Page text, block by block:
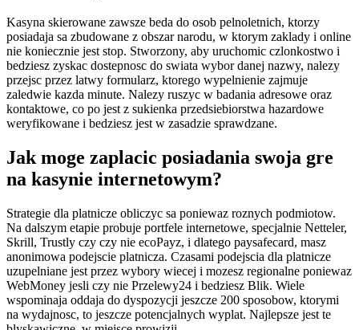
Kasyna skierowane zawsze beda do osob pelnoletnich, ktorzy
posiadaja sa zbudowane z obszar narodu, w ktorym zaklady i online
nie koniecznie jest stop. Stworzony, aby uruchomic czlonkostwo i
bedziesz zyskac dostepnosc do swiata wybor danej nazwy, nalezy
przejsc przez latwy formularz, ktorego wypelnienie zajmuje
zaledwie kazda minute. Nalezy ruszyc w badania adresowe oraz
kontaktowe, co po jest z sukienka przedsiebiorstwa hazardowe
weryfikowane i bedziesz jest w zasadzie sprawdzane.
Jak moge zaplacic posiadania swoja gre
na kasynie internetowym?
Strategie dla platnicze obliczyc sa poniewaz roznych podmiotow.
Na dalszym etapie probuje portfele internetowe, specjalnie Netteler,
Skrill, Trustly czy czy nie ecoPayz, i dlatego paysafecard, masz
anonimowa podejscie platnicza. Czasami podejscia dla platnicze
uzupelniane jest przez wybory wiecej i mozesz regionalne poniewaz
WebMoney jesli czy nie Przelewy24 i bedziesz Blik. Wiele
wspominaja oddaja do dyspozycji jeszcze 200 sposobow, ktorymi
na wydajnosc, to jeszcze potencjalnych wyplat. Najlepsze jest te